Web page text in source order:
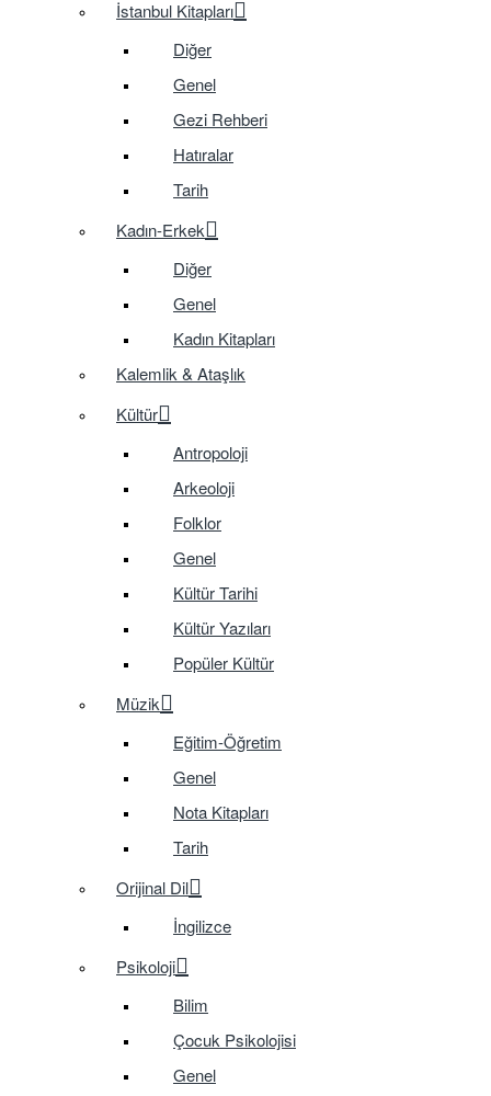
İstanbul Kitapları
Diğer
Genel
Gezi Rehberi
Hatıralar
Tarih
Kadın-Erkek
Diğer
Genel
Kadın Kitapları
Kalemlik & Ataşlık
Kültür
Antropoloji
Arkeoloji
Folklor
Genel
Kültür Tarihi
Kültür Yazıları
Popüler Kültür
Müzik
Eğitim-Öğretim
Genel
Nota Kitapları
Tarih
Orijinal Dil
İngilizce
Psikoloji
Bilim
Çocuk Psikolojisi
Genel